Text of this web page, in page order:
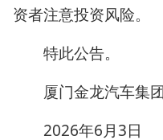
资者注意投资风险。
特此公告。
厦门金龙汽车集
2026年6月3日